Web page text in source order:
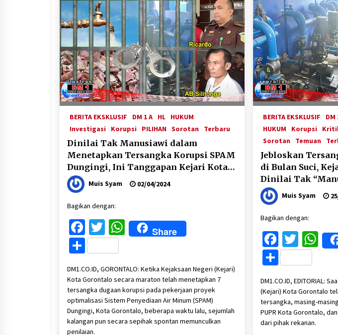
BERITA EKSKLUSIF DM 1 A HL
HUKUM
Investigasi
Korupsi PILIHAN Sorotan Terbaru
Dinilai Tak Manusiawi dalam
Menetapkan Tersangka Korupsi SPAM
Dungingi, Ini Tanggapan Kejari Kota
Gorontalo
Muis Syam 02/04/2024
Bagikan dengan:
Facebook
Twitter
WhatsApp
Share
Share
DM1.CO.ID, GORONTALO: Ketika Kejaksaan Negeri (Kejari)
Kota Gorontalo secara maraton telah menetapkan 7
tersangka dugaan korupsi pada pekerjaan proyek
optimalisasi Sistem Penyediaan Air Minum (SPAM)
Dungingi, Kota Gorontalo, beberapa waktu lalu, sejumlah
kalangan pun secara sepihak spontan memunculkan
penilaian.
BERITA EKSKLUSIF DM
HUKUM
Korupsi
Sorotan
Temuan
Jebloskan
di Bulan Suci,
Dinilai Tak
Muis Syam
Bagikan dengan:
Share
DM1.CO.ID, EDITORIAL:
(Kejari) Kota Gorontalo
tersangka, masing-
PUPR Kota Gorontalo,
dari pihak rekanan.